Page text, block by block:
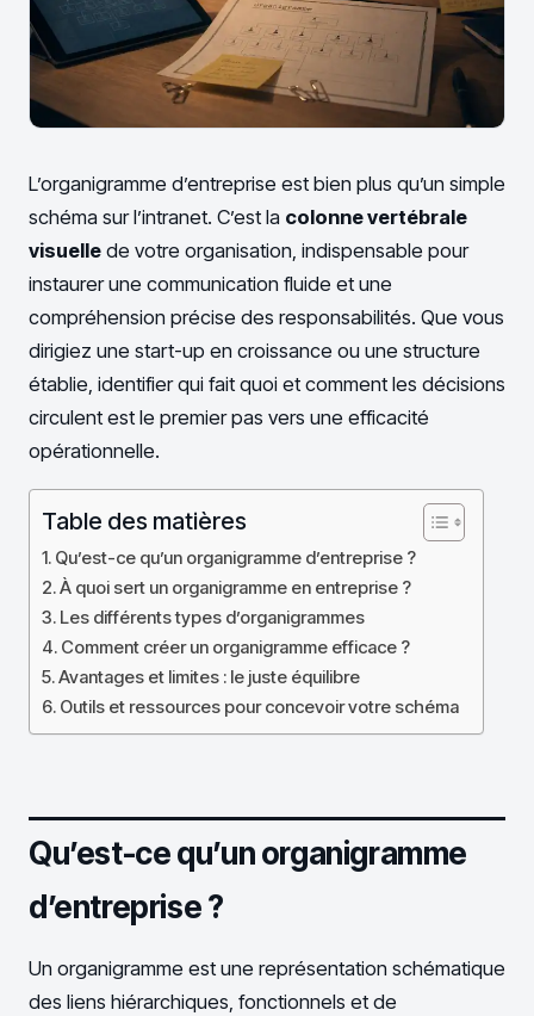
L’organigramme d’entreprise est bien plus qu’un simple
schéma sur l’intranet. C’est la colonne vertébrale
visuelle de votre organisation, indispensable pour
instaurer une communication fluide et une
compréhension précise des responsabilités. Que vous
dirigiez une start-up en croissance ou une structure
établie, identifier qui fait quoi et comment les décisions
circulent est le premier pas vers une efficacité
opérationnelle.
Table des matières
Qu’est-ce qu’un organigramme d’entreprise ?
À quoi sert un organigramme en entreprise ?
Les différents types d’organigrammes
Comment créer un organigramme efficace ?
Avantages et limites : le juste équilibre
Outils et ressources pour concevoir votre schéma
Qu’est-ce qu’un organigramme
d’entreprise ?
Un organigramme est une représentation schématique
des liens hiérarchiques, fonctionnels et de